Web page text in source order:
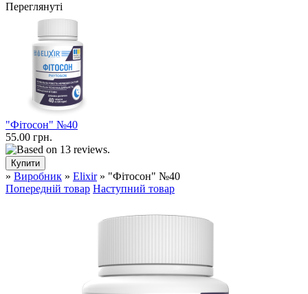
Переглянуті
"Фітосон" №40
55.00 грн.
» Виробник » Elixir» "Фітосон" №40
Попередній товар Наступний товар